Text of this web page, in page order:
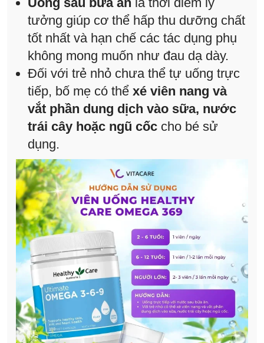
tưởng giúp cơ thể hấp thu dưỡng chất
tốt nhất và hạn chế các tác dụng phụ
không mong muốn như đau dạ dày.
Đối với trẻ nhỏ chưa thể tự uống trực
tiếp, bố mẹ có thể xé viên nang và
vắt phần dung dịch vào sữa, nước
trái cây hoặc ngũ cốc cho bé sử
dụng.